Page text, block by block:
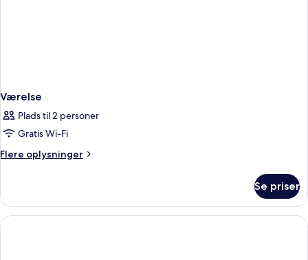
Værelse
Plads til 2 personer
Gratis Wi-Fi
Flere oplysninger
Flere
Se priser